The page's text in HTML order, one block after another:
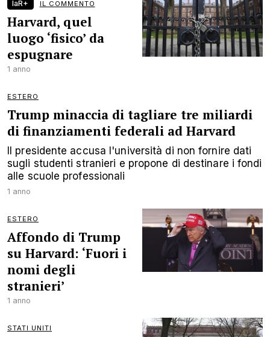
laR+ IL COMMENTO
Harvard, quel
luogo ‘fisico’ da
espugnare
1 anno
ESTERO
Trump minaccia di tagliare tre miliardi
di finanziamenti federali ad Harvard
Il presidente accusa l'università di non fornire dati
sugli studenti stranieri e propone di destinare i fondi
alle scuole professionali
1 anno
ESTERO
Affondo di Trump
su Harvard: ‘Fuori i
nomi degli
stranieri’
1 anno
STATI UNITI